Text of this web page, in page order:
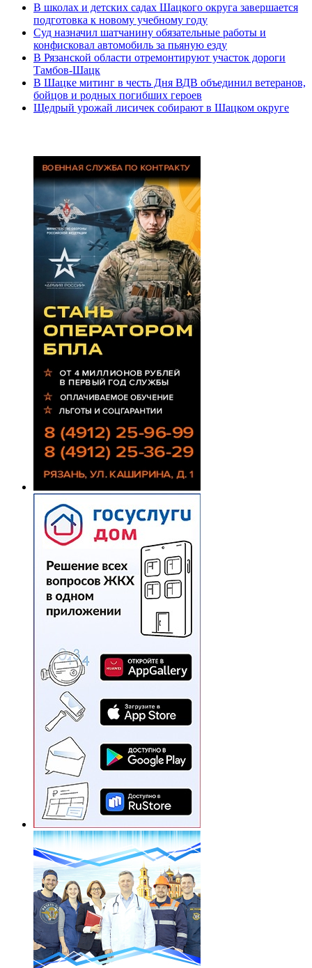
В школах и детских садах Шацкого округа завершается
подготовка к новому учебному году
Суд назначил шатчанину обязательные работы и
конфисковал автомобиль за пьяную езду
В Рязанской области отремонтируют участок дороги
Тамбов-Шацк
В Шацке митинг в честь Дня ВДВ объединил ветеранов,
бойцов и родных погибших героев
Щедрый урожай лисичек собирают в Шацком округе